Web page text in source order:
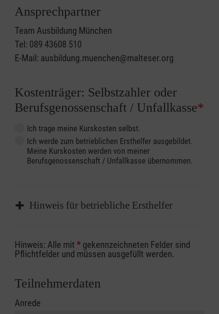
Ansprechpartner
Team Ausbildung München
Tel: 089 43608 510
E-Mail: ausbildung.muenchen@malteser.org
Kostenträger: Selbstzahler oder
Berufsgenossenschaft / Unfallkasse*
Ich trage meine Kurskosten selbst.
Ich werde zum betrieblichen Ersthelfer ausgebildet.
Meine Kurskosten werden von meiner
Berufsgenossenschaft / Unfallkasse übernommen.
Hinweis für betriebliche Ersthelfer
Sofern Sie ein Kostenübernahmeverfahren
Ihrer Berufsgenossenschaft / Unfallkasse
Abrechnungsunterlagen spätestens zu
erfolgt eine Abrechnung der vollen Kursgebühr
Hinweis: Alle mit * gekennzeichneten Felder sind
Pflichtfelder und müssen ausgefüllt werden.
Teilnehmerdaten
Anrede